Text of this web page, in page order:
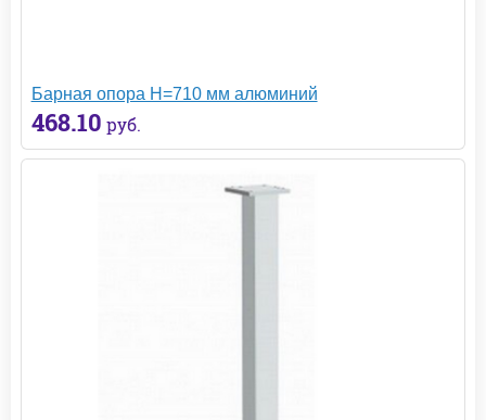
Барная опора H=710 мм алюминий
468.10 руб.